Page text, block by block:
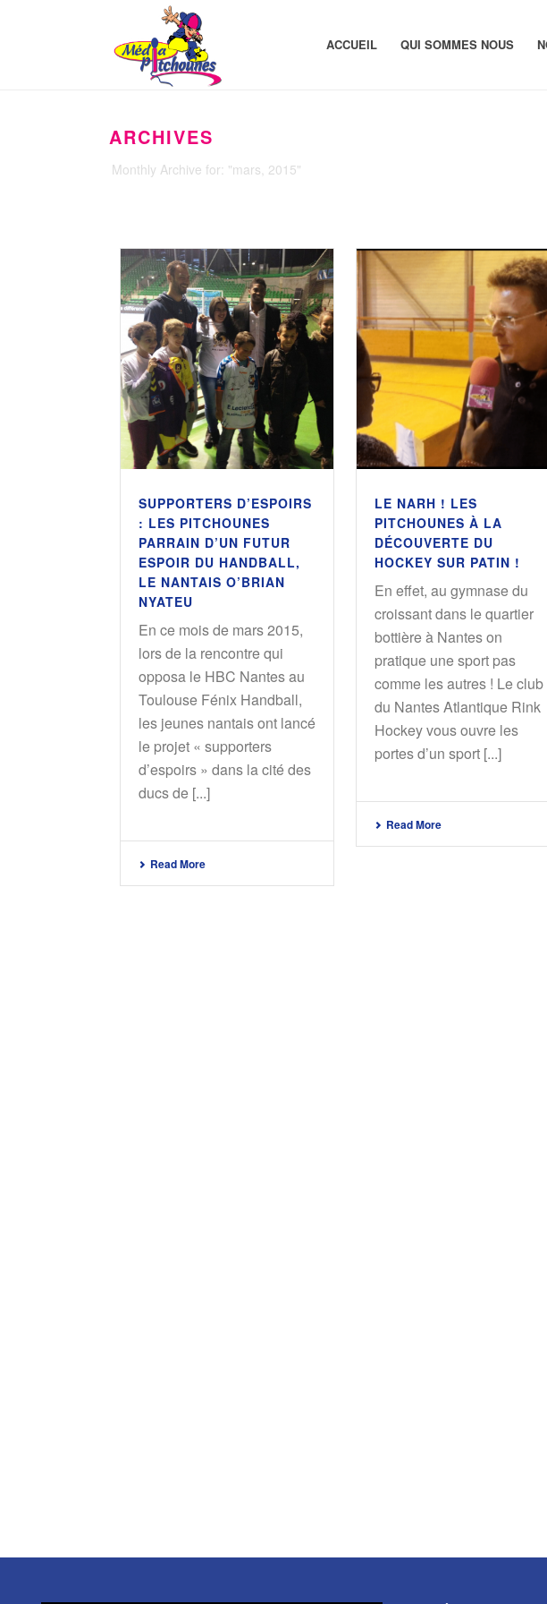
ACCUEIL QUI SOMMES NOUS
ARCHIVES
Monthly Archive for: "mars, 2015"
SUPPORTERS D’ESPOIRS
: LES PITCHOUNES
PARRAIN D’UN FUTUR
ESPOIR DU HANDBALL,
LE NANTAIS O’BRIAN
NYATEU
En ce mois de mars 2015,
lors de la rencontre qui
opposa le HBC Nantes au
Toulouse Fénix Handball,
les jeunes nantais ont lancé
le projet « supporters
d’espoirs » dans la cité des
ducs de [...]
Read More
LE NARH ! LES
PITCHOUNES À LA
DÉCOUVERTE DU
HOCKEY SUR PATIN !
En effet, au gymnase du
croissant dans le quartier
bottière à Nantes on
pratique une sport pas
comme les autres ! Le club
du Nantes Atlantique Rink
Hockey vous ouvre les
portes d’un sport [...]
Read More